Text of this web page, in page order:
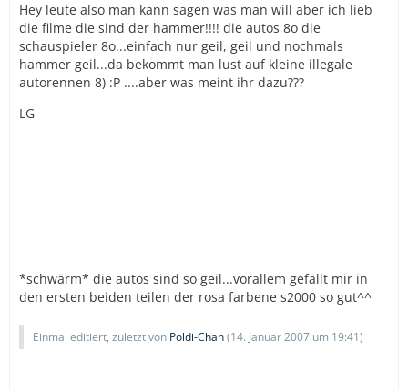
Hey leute also man kann sagen was man will aber ich lieb
die filme die sind der hammer!!!! die autos 8o die
schauspieler 8o...einfach nur geil, geil und nochmals
hammer geil...da bekommt man lust auf kleine illegale
autorennen 8) :P ....aber was meint ihr dazu???
LG
*schwärm* die autos sind so geil...vorallem gefällt mir in
den ersten beiden teilen der rosa farbene s2000 so gut^^
Einmal editiert, zuletzt von Poldi-Chan(14. Januar 2007 um 19:41)